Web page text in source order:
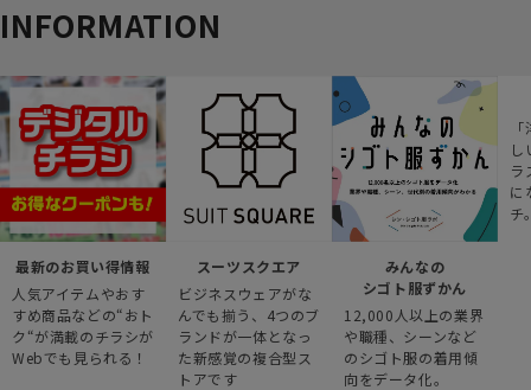
INFORMATION
最新のお買い得情報
人気アイテムやおす
すめ商品などの“おト
ク“が満載のチラシが
Webでも見られる！
スーツスクエア
ビジネスウェアがな
んでも揃う、4つのブ
ランドが一体となっ
た新感覚の複合型ス
トアです
みんなの
シゴト服ずかん
12,000人以上の業界
や職種、シーンなど
のシゴト服の着用傾
向をデータ化。
し
ラ
に
チ